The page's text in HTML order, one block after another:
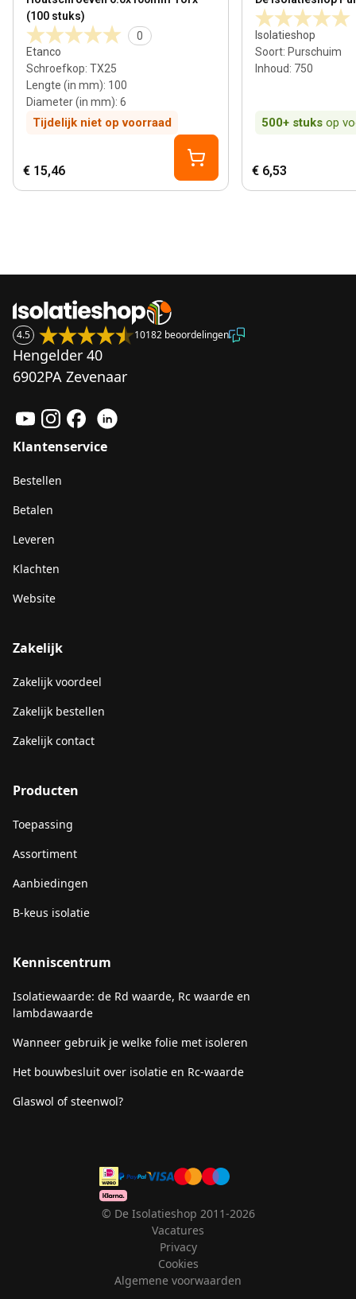
(100 stuks)
0
Etanco
Schroefkop: TX25
Lengte (in mm): 100
Diameter (in mm): 6
Tijdelijk niet op voorraad
€ 15,46
Isolatieshop
Soort: Purschuim
Inhoud: 750
500+ stuks op
€ 6,53
4.5 10182 beoordelingen
Hengelder 40
6902PA Zevenaar
Klantenservice
Bestellen
Betalen
Leveren
Klachten
Website
Zakelijk
Zakelijk voordeel
Zakelijk bestellen
Zakelijk contact
Producten
Toepassing
Assortiment
Aanbiedingen
B-keus isolatie
Kenniscentrum
Isolatiewaarde: de Rd waarde, Rc waarde en
lambdawaarde
Wanneer gebruik je welke folie met isoleren
Het bouwbesluit over isolatie en Rc-waarde
Glaswol of steenwol?
© De Isolatieshop 2011-2026
Vacatures
Privacy
Cookies
Algemene voorwaarden